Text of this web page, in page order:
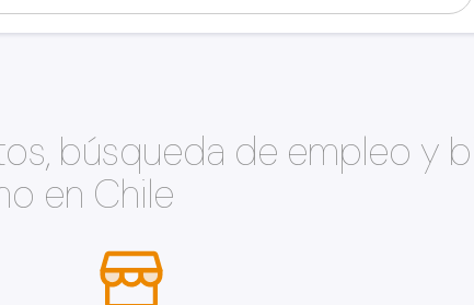
búsqueda de empleo y
en Chile